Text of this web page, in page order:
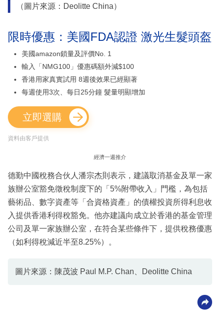
（圖片來源：Deolitte China）
限時優惠：美國FDA認證 激光生髮頭盔
美國amazon鎖量及評價No. 1
輸入「NMG100」優惠碼額外減$100
香港用家真實試用 8週後效果已經顯著
每週使用3次、每日25分鐘 髮量明顯增加
立即選購
資料由客戶提供
經濟一週推介
德勤中國稅務合伙人潘宗杰則表示，建議取消基金及單一家
族辦公室豁免徵稅制度下的「5%附帶收入」門檻，為包括
藝術品、數字資產等「合資格資產」的債權投資所得利息收
入提供香港利得稅豁免。他亦建議向成立於香港的基金管理
公司及單一家族辦公室，在符合某些條件下，提供稅務優惠
（如利得稅減近半至8.25%）。
圖片來源：陳茂波 Paul M.P. Chan、Deolitte China